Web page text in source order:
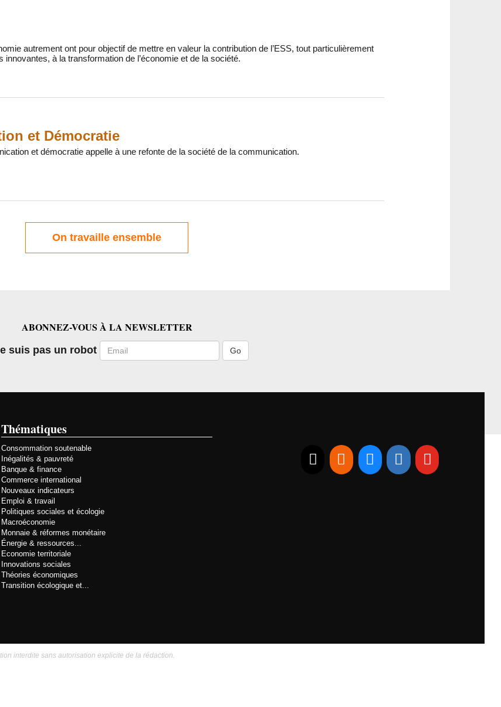
autrement ont pour objectif de mettre en valeur la contribution de l’ESS, tout particulièrement
innovantes, à la transformation de l’économie et de la société.
et Démocratie
et démocratie appelle à une refonte de la société de la communication.
On travaille ensemble
ABONNEZ-VOUS À LA NEWSLETTER
suis pas un robot Email
Thématiques
Consommation soutenable
Inégalités & pauvreté
Banque & finance
Commerce international
Nouveaux indicateurs
Emploi & travail
Politiques sociales et écologie
Macroéconomie
Monnaie & réformes monétaire
Énergie & ressources...
Economie territoriale
Innovations sociales
Théories économiques
Transition écologique et...
interdite sans autorisation explicite de la rédaction.